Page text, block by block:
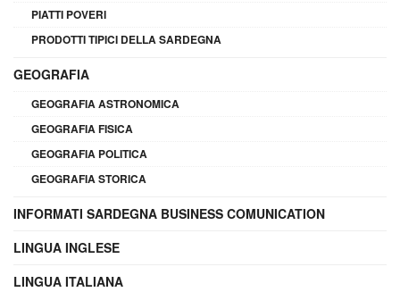
PIATTI POVERI
PRODOTTI TIPICI DELLA SARDEGNA
GEOGRAFIA
GEOGRAFIA ASTRONOMICA
GEOGRAFIA FISICA
GEOGRAFIA POLITICA
GEOGRAFIA STORICA
INFORMATI SARDEGNA BUSINESS COMUNICATION
LINGUA INGLESE
LINGUA ITALIANA